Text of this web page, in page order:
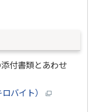
付書類とあわせ
ロバイト）